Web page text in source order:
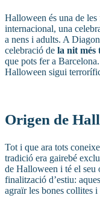
Halloween és una de les
internacional, una
a nens i adults. A
celebració de la nit més
que pots fer a
Halloween sigui
Origen de
Tot i que ara tots
tradició era gairebé
de Halloween i té el seu
finalització d’estiu:
agraïr les bones collites